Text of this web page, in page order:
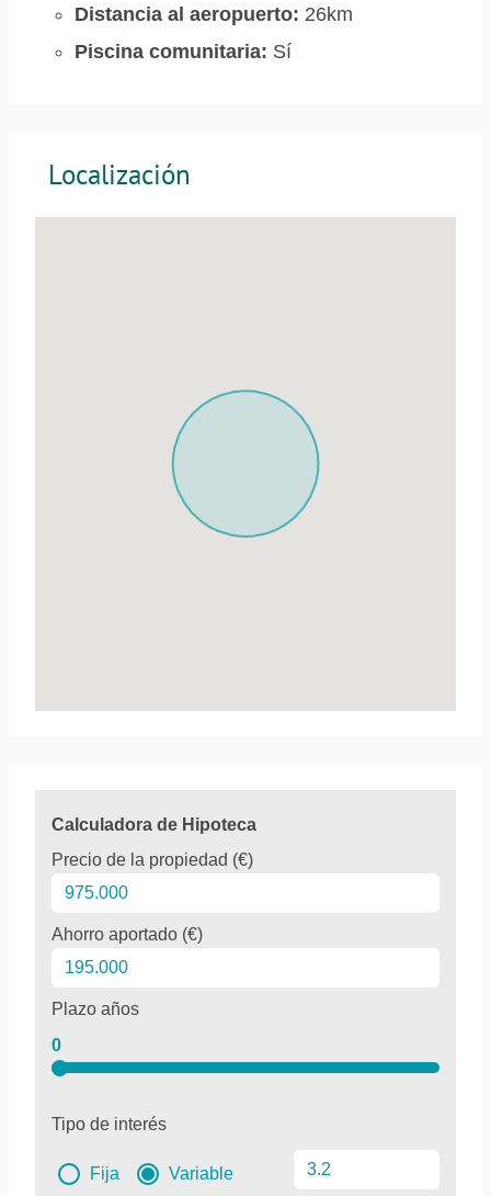
Distancia al aeropuerto: 26km
Piscina comunitaria: Sí
Localización
Calculadora de Hipoteca
Precio de la propiedad (€)
Ahorro aportado (€)
Plazo años
0
Tipo de interés
Fija Variable